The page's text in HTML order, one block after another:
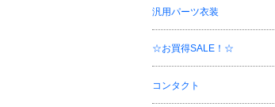
汎用パーツ衣装
☆お買得SALE！☆
コンタクト